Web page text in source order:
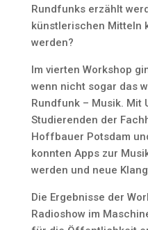
Rundfunks erzählt
künstlerischen Mitteln
werden?
Im vierten Workshop
wenn nicht sogar das
Rundfunk – Musik. Mit
Studierenden der
Hoffbauer Potsdam
konnten Apps zur
werden und neue
Die Ergebnisse der
Radioshow im